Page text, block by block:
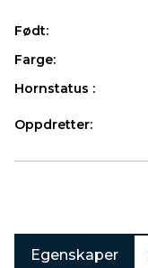
Født:
Farge:
Hornstatus :
Oppdretter:
Egenskaper